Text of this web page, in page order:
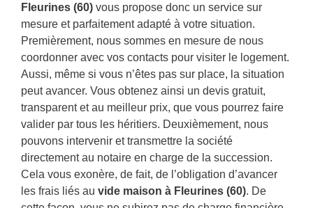
Fleurines (60) vous propose donc un service sur
mesure et parfaitement adapté à votre situation.
Premièrement, nous sommes en mesure de nous
coordonner avec vos contacts pour visiter le logement.
Aussi, même si vous n’êtes pas sur place, la situation
peut avancer. Vous obtenez ainsi un devis gratuit,
transparent et au meilleur prix, que vous pourrez faire
valider par tous les héritiers. Deuxièmement, nous
pouvons intervenir et transmettre la société
directement au notaire en charge de la succession.
Cela vous exonère, de fait, de l’obligation d’avancer
les frais liés au vide maison à Fleurines (60). De